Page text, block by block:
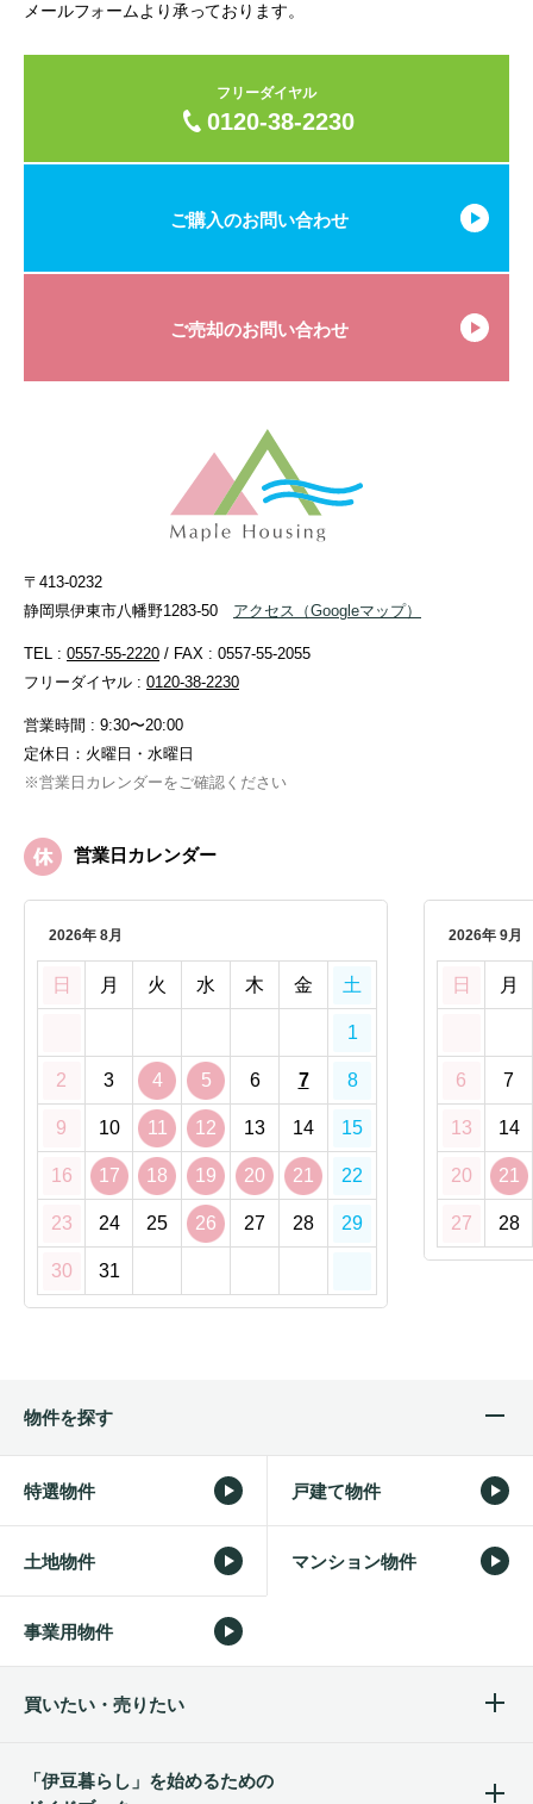
メールフォームより承っております。
フリーダイヤル
0120-38-2230
ご購入のお問い合わせ
ご売却のお問い合わせ
〒413-0232
静岡県伊東市八幡野1283-50
アクセス （Googleマップ）
TEL : 0557-55-2220 / FAX : 0557-55-2055
フリーダイヤル : 0120-38-2230
営業時間 : 9:30〜20:00
定休日：火曜日・水曜日
※営業日カレンダーをご確認ください
営業日カレンダー
2026年 8月
日 月 火 水 木 金 土
1
2 3 4 5 6 7 8
9 10 11 12 13 14 15
16 17 18 19 20 21 22
23 24 25 26 27 28 29
30 31
2026年 9月
日 月
6 7
13 14
20 21
27 28
物件を探す
特選物件 戸建て物件
土地物件 マンション物件
事業用物件
買いたい・売りたい
「伊豆暮らし」を始めるための